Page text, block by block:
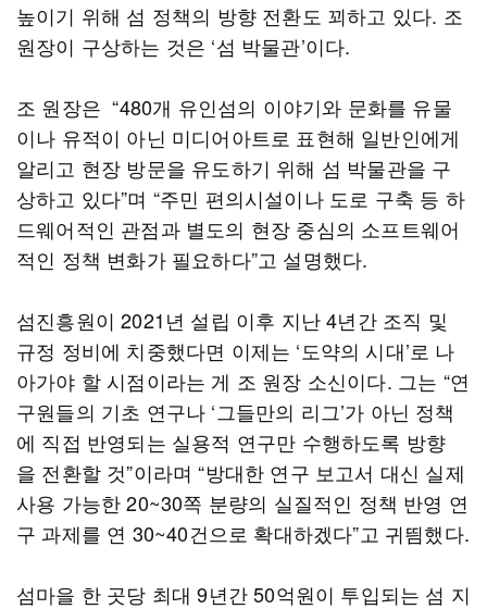
높이기 위해 섬 정책의 방향 전환도 꾀하고 있다. 조
원장이 구상하는 것은 ‘섬 박물관’이다.
조 원장은 “480개 유인섬의 이야기와 문화를 유물
이나 유적이 아닌 미디어아트로 표현해 일반인에게
알리고 현장 방문을 유도하기 위해 섬 박물관을 구
상하고 있다”며 “주민 편의시설이나 도로 구축 등 하
드웨어적인 관점과 별도의 현장 중심의 소프트웨어
적인 정책 변화가 필요하다”고 설명했다.
섬진흥원이 2021년 설립 이후 지난 4년간 조직 및
규정 정비에 치중했다면 이제는 ‘도약의 시대’로 나
아가야 할 시점이라는 게 조 원장 소신이다. 그는 “​연
구원들의 기초 연구나 ‘그들만의 리그’가 아닌 정책
에 직접 반영되는 실용적 연구만 수행하도록 방향
을 전환할 것”이라며 “​방대한 연구 보고서 대신 실제
사용 가능한 20~30쪽 분량의 실질적인 정책 반영 연
구 과제를 연 30~40건으로 확대하겠다”고 귀띔했다.
섬마을 한 곳당 최대 9년간 50억원이 투입되는 섬 지